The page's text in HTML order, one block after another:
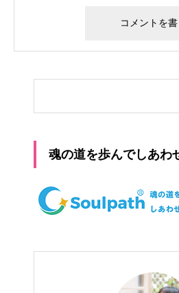
魂の道を歩んでしあわ